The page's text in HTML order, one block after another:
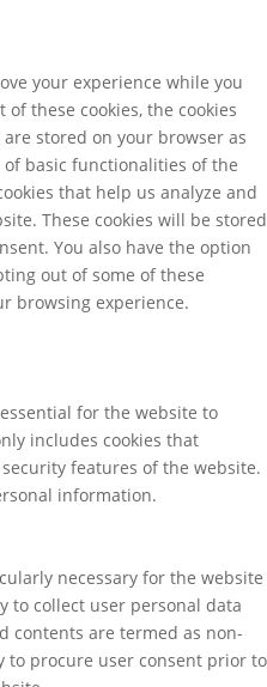
your experience while you
these cookies, the cookies
stored on your browser as
basic functionalities of the
that help us analyze and
These cookies will be stored
You also have the option
out of some of these
browsing experience.
for the website to
includes cookies that
features of the website.
information.
necessary for the website
to collect user personal data
contents are termed as non-
to procure user consent prior to